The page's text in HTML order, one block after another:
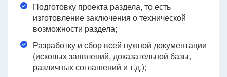
Подготовку проекта раздела, то есть
изготовление заключения о технической
возможности раздела;
Разработку и сбор всей нужной документации
(исковых заявлений, доказательной базы,
различных соглашений и т.д.);